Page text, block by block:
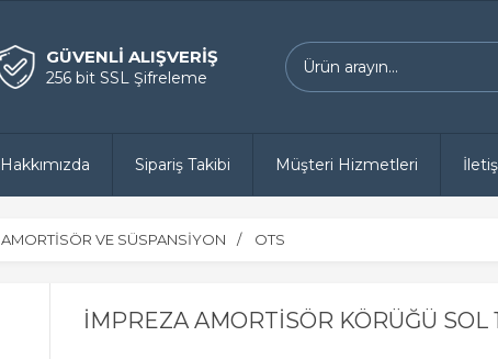
GÜVENLİ ALIŞVERİŞ
256 bit SSL Şifreleme
Hakkımızda Sipariş Takibi Müşteri Hizmetleri
AMORTİSÖR VE SÜSPANSİYON OTS
İMPREZA AMORTİSÖR KÖRÜĞÜ SOL